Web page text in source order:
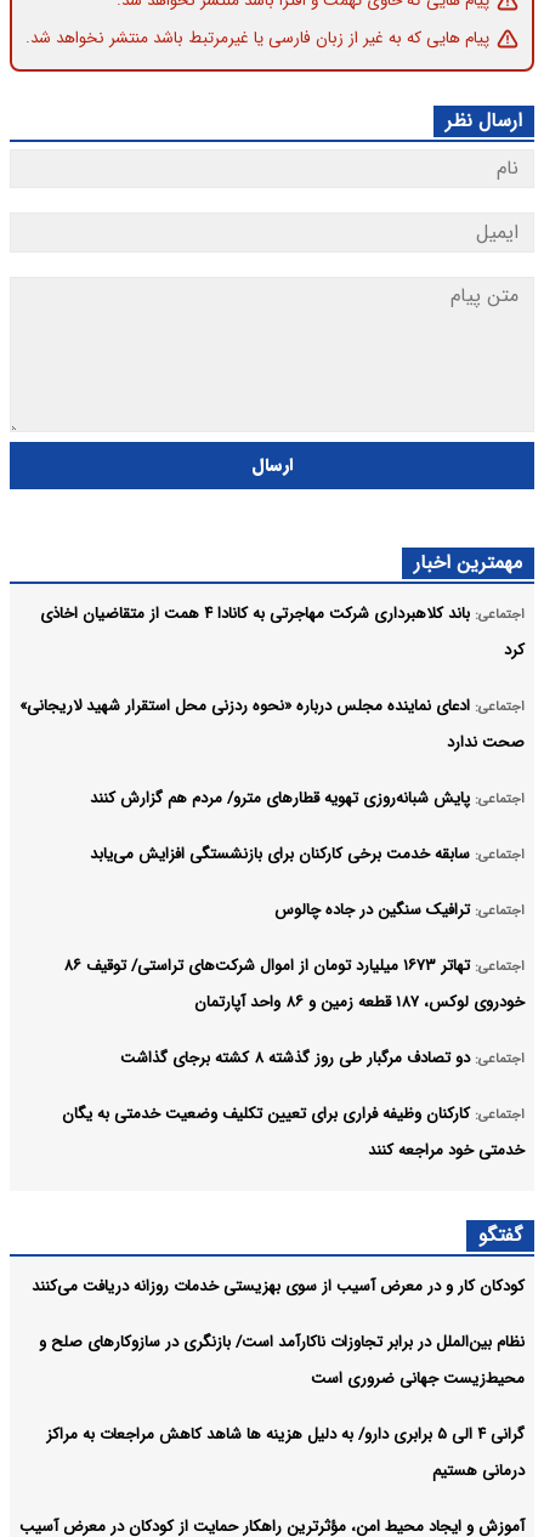
پیام هایی که به غیر از زبان فارسی یا غیرمرتبط باشد منتشر نخواهد شد.
ارسال نظر
ارسال
مهمترین اخبار
اجتماعی:
باند کلاهبرداری شرکت مهاجرتی به کانادا ۴ همت از متقاضیان اخاذی
کرد
اجتماعی: ادعای نماینده مجلس درباره «نحوه ردزنی محل استقرار شهید لاریجانی»
صحت ندارد
اجتماعی: پایش شبانه‌روزی تهویه قطارهای مترو/ مردم هم گزارش کنند
اجتماعی: سابقه خدمت برخی کارکنان برای بازنشستگی افزایش می‌یابد
اجتماعی: ترافیک سنگین در جاده چالوس
اجتماعی:
تهاتر ۱۶۷۳ میلیارد تومان از اموال شرکت‌های تراستی/ توقیف ۸۶
خودروی لوکس، ۱۸۷ قطعه زمین و ۸۶ واحد آپارتمان
اجتماعی: دو تصادف مرگبار طی روز گذشته ۸ کشته برجای گذاشت
اجتماعی: کارکنان وظیفه فراری برای تعیین تکلیف وضعیت خدمتی به یگان
خدمتی خود مراجعه کنند
اجتماعی: دیدار وزیر علوم با رئیس بیت‌الحکمه عراق برای توسعه همکاری‌های
علمی
آرشیو
گفتگو
کودکان کار و در معرض آسیب از سوی بهزیستی خدمات روزانه دریافت می‌کنند
نظام بین‌الملل در برابر تجاوزات ناکارآمد است/ بازنگری در سازوکارهای صلح و
محیط‌زیست جهانی ضروری است
گرانی ۴ الی ۵ برابری دارو/ به دلیل هزینه ها شاهد کاهش مراجعات به مراکز
درمانی هستیم
آموزش و ایجاد محیط امن، مؤثرترین راهکار حمایت از کودکان در معرض آسیب